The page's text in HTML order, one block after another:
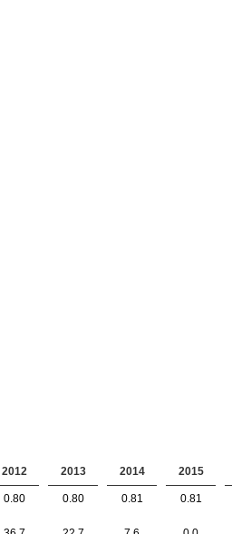
2012 2013 2014 2015
0.80 0.80 0.81 0.81